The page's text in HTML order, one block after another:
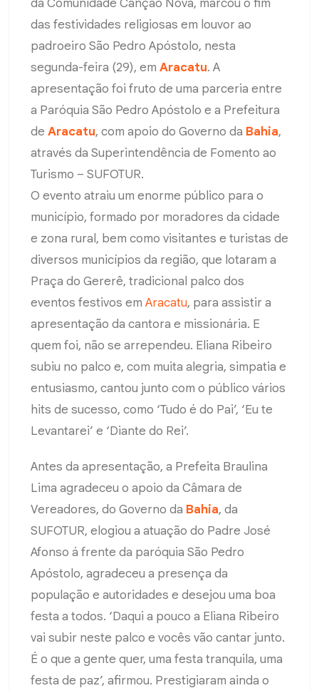
da Comunidade Canção Nova, marcou o fim
das festividades religiosas em louvor ao
padroeiro São Pedro Apóstolo, nesta
segunda-feira (29), em Aracatu. A
apresentação foi fruto de uma parceria entre
a Paróquia São Pedro Apóstolo e a Prefeitura
de Aracatu, com apoio do Governo da Bahia,
através da Superintendência de Fomento ao
Turismo – SUFOTUR.
O evento atraiu um enorme público para o
município, formado por moradores da cidade
e zona rural, bem como visitantes e turistas de
diversos municípios da região, que lotaram a
Praça do Gererê, tradicional palco dos
eventos festivos em Aracatu, para assistir a
apresentação da cantora e missionária. E
quem foi, não se arrependeu. Eliana Ribeiro
subiu no palco e, com muita alegria, simpatia e
entusiasmo, cantou junto com o público vários
hits de sucesso, como ‘Tudo é do Pai’, ‘Eu te
Levantarei’ e ‘Diante do Rei’.
Antes da apresentação, a Prefeita Braulina
Lima agradeceu o apoio da Câmara de
Vereadores, do Governo da Bahia, da
SUFOTUR, elogiou a atuação do Padre José
Afonso á frente da paróquia São Pedro
Apóstolo, agradeceu a presença da
população e autoridades e desejou uma boa
festa a todos. ‘Daqui a pouco a Eliana Ribeiro
vai subir neste palco e vocês vão cantar junto.
É o que a gente quer, uma festa tranquila, uma
festa de paz’, afirmou. Prestigiaram ainda o